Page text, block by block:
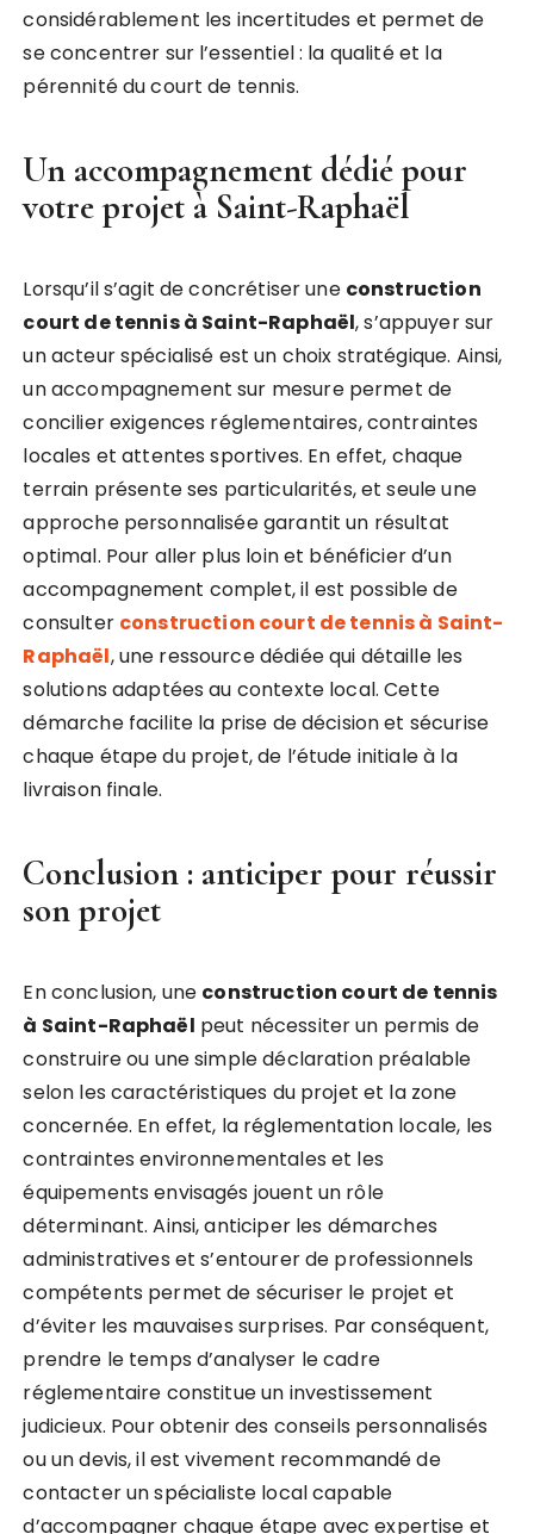
considérablement les incertitudes et permet de
se concentrer sur l’essentiel : la qualité et la
pérennité du court de tennis.
Un accompagnement dédié pour
votre projet à Saint-Raphaël
Lorsqu’il s’agit de concrétiser une construction
court de tennis à Saint-Raphaël, s’appuyer sur
un acteur spécialisé est un choix stratégique. Ainsi,
un accompagnement sur mesure permet de
concilier exigences réglementaires, contraintes
locales et attentes sportives. En effet, chaque
terrain présente ses particularités, et seule une
approche personnalisée garantit un résultat
optimal. Pour aller plus loin et bénéficier d’un
accompagnement complet, il est possible de
consulter construction court de tennis à Saint-
Raphaël, une ressource dédiée qui détaille les
solutions adaptées au contexte local. Cette
démarche facilite la prise de décision et sécurise
chaque étape du projet, de l’étude initiale à la
livraison finale.
Conclusion : anticiper pour réussir
son projet
En conclusion, une construction court de tennis
à Saint-Raphaël peut nécessiter un permis de
construire ou une simple déclaration préalable
selon les caractéristiques du projet et la zone
concernée. En effet, la réglementation locale, les
contraintes environnementales et les
équipements envisagés jouent un rôle
déterminant. Ainsi, anticiper les démarches
administratives et s’entourer de professionnels
compétents permet de sécuriser le projet et
d’éviter les mauvaises surprises. Par conséquent,
prendre le temps d’analyser le cadre
réglementaire constitue un investissement
judicieux. Pour obtenir des conseils personnalisés
ou un devis, il est vivement recommandé de
contacter un spécialiste local capable
d’accompagner chaque étape avec expertise et